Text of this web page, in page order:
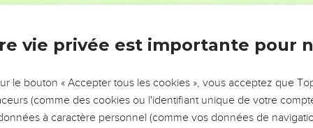
de voir des signes miraculeux et des choses extraordinaires,
insistait : —Seigneur, viens vite avant que mon petit garçon ne
chez toi, ton fils est bien portant. Cet homme crut Jésus sur
plusieurs de ses serviteurs vinrent à sa rencontre et lui
vie privée est importante pour
le bouton « Accepter tous les cookies », vous acceptez que
(comme des cookies ou l'identifiant unique de votre
à caractère personnel (comme vos données de